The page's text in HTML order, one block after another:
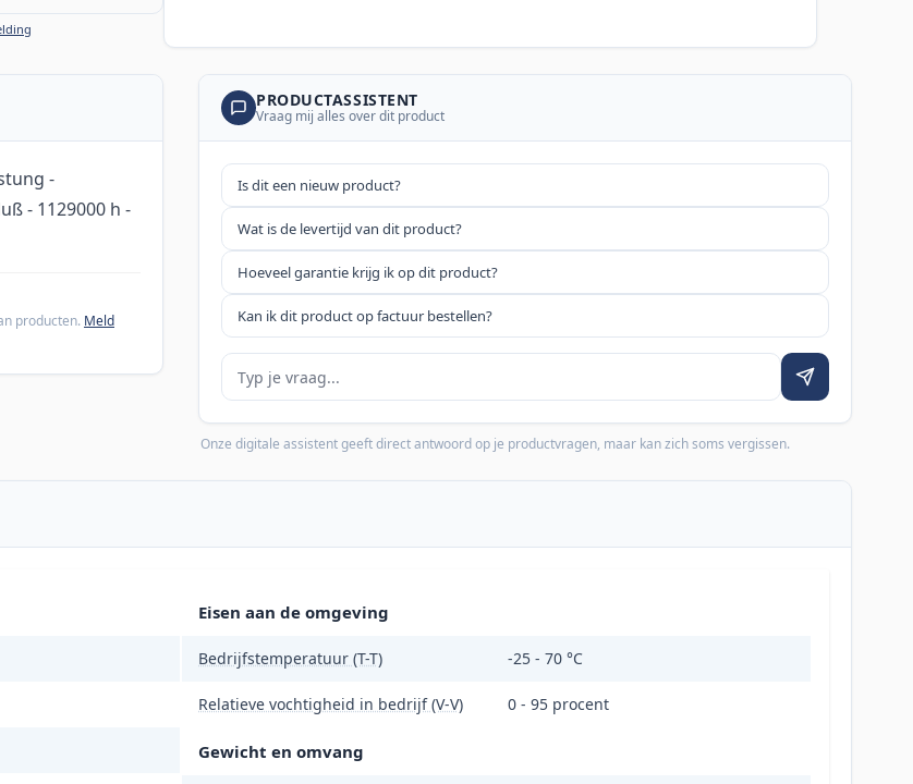
-
- 1129000 h -
producten. Meld
PRODUCTASSISTENT
Vraag mij alles over dit product
Is dit een nieuw product?
Wat is de levertijd van dit product?
Hoeveel garantie krijg ik op dit product?
Kan ik dit product op factuur bestellen?
Je vraag
Onze digitale assistent geeft direct antwoord op je productvragen, maar kan zich soms vergissen.
Eisen aan de omgeving
Bedrijfstemperatuur (T-T) -25 - 70 °C
Relatieve vochtigheid in bedrijf (V-V) 0 - 95 procent
Gewicht en omvang